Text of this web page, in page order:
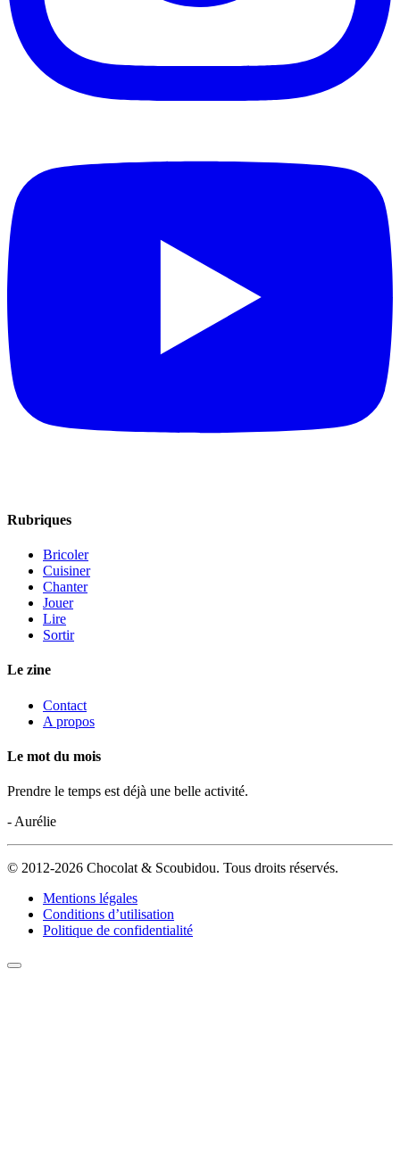
Rubriques
Bricoler
Cuisiner
Chanter
Jouer
Lire
Sortir
Le zine
Contact
A propos
Le mot du mois
Prendre le temps est déjà une belle activité.
- Aurélie
© 2012-2026 Chocolat & Scoubidou. Tous droits réservés.
Mentions légales
Conditions d’utilisation
Politique de confidentialité